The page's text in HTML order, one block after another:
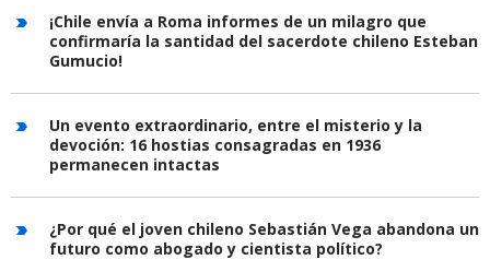
¡Chile envía a Roma informes de un milagro que
confirmaría la santidad del sacerdote chileno Esteban
Gumucio!
Un evento extraordinario, entre el misterio y la
devoción: 16 hostias consagradas en 1936
permanecen intactas
¿Por qué el joven chileno Sebastián Vega abandona un
futuro como abogado y cientista político?